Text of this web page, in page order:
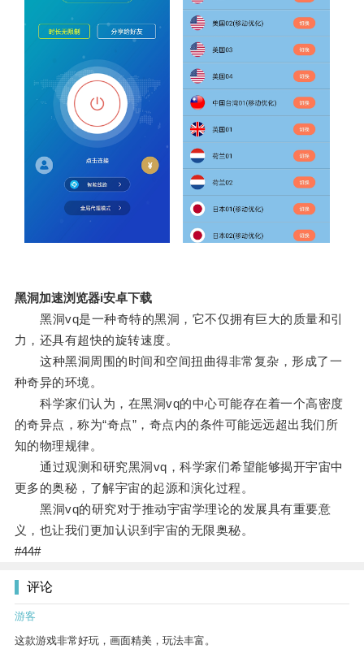
黑洞加速浏览器i安卓下载
黑洞vq是一种奇特的黑洞，它不仅拥有巨大的质量和引
力，还具有超快的旋转速度。
这种黑洞周围的时间和空间扭曲得非常复杂，形成了一
种奇异的环境。
科学家们认为，在黑洞vq的中心可能存在着一个高密度
的奇异点，称为“奇点”，奇点内的条件可能远远超出我们所
知的物理规律。
通过观测和研究黑洞vq，科学家们希望能够揭开宇宙中
更多的奥秘，了解宇宙的起源和演化过程。
黑洞vq的研究对于推动宇宙学理论的发展具有重要意
义，也让我们更加认识到宇宙的无限奥秘。
#44#
评论
游客
这款游戏非常好玩，画面精美，玩法丰富。